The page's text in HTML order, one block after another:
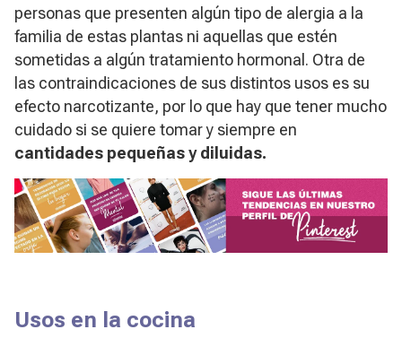
personas que presenten algún tipo de alergia a la
familia de estas plantas ni aquellas que estén
sometidas a algún tratamiento hormonal. Otra de
las contraindicaciones de sus distintos usos es su
efecto narcotizante, por lo que hay que tener mucho
cuidado si se quiere tomar y siempre en
cantidades pequeñas y diluidas.
Usos en la cocina